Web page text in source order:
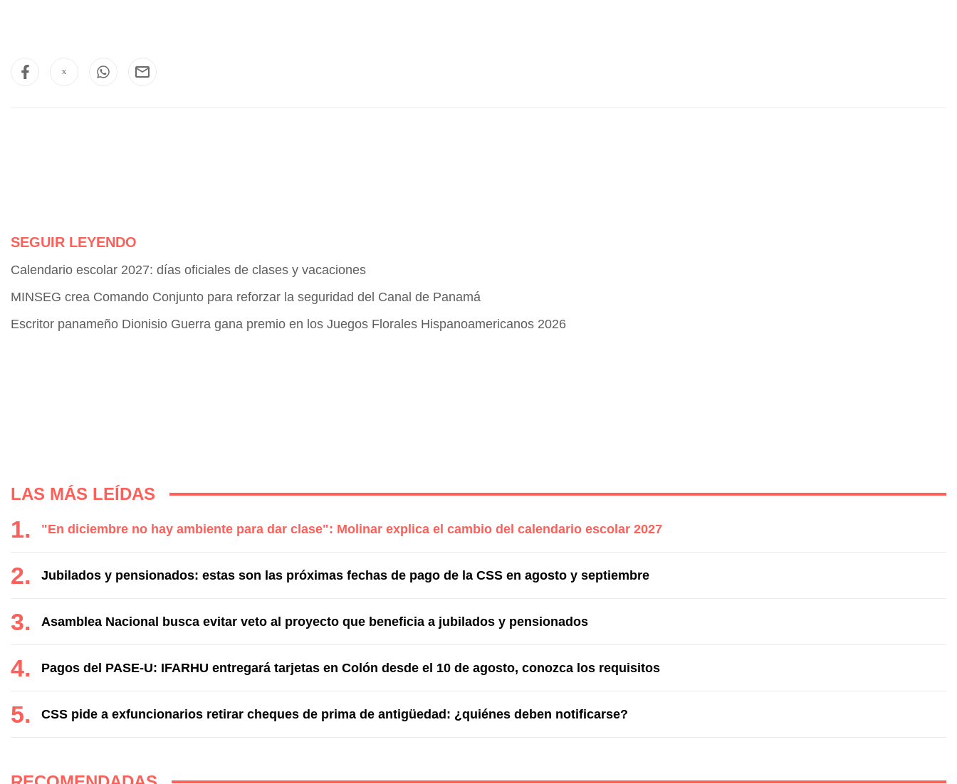
SEGUIR LEYENDO
Calendario escolar 2027: días oficiales de clases y vacaciones
MINSEG crea Comando Conjunto para reforzar la seguridad del Canal de Panamá
Escritor panameño Dionisio Guerra gana premio en los Juegos Florales Hispanoamericanos 2026
LAS MÁS LEÍDAS
"En diciembre no hay ambiente para dar clase": Molinar explica el cambio del calendario escolar 2027
Jubilados y pensionados: estas son las próximas fechas de pago de la CSS en agosto y septiembre
Asamblea Nacional busca evitar veto al proyecto que beneficia a jubilados y pensionados
Pagos del PASE-U: IFARHU entregará tarjetas en Colón desde el 10 de agosto, conozca los requisitos
CSS pide a exfuncionarios retirar cheques de prima de antigüedad: ¿quiénes deben notificarse?